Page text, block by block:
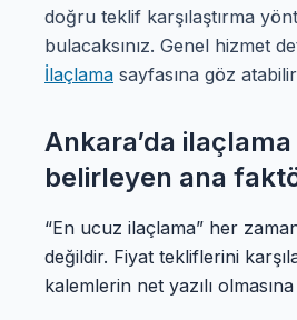
doğru teklif karşılaştırma
bulacaksınız. Genel hizmet
İlaçlama sayfasına göz
Ankara’da ilaçlama
belirleyen ana
“En ucuz ilaçlama” her
değildir. Fiyat tekliflerini
kalemlerin net yazılı